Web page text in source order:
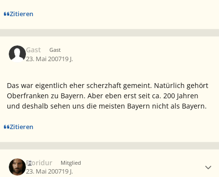
Zitieren
Gast Gast
23. Mai 200719 J.
Das war eigentlich eher scherzhaft gemeint. Natürlich gehört
Oberfranken zu Bayern. Aber eben erst seit ca. 200 Jahren
und deshalb sehen uns die meisten Bayern nicht als Bayern.
Zitieren
Fioridur Mitglied
23. Mai 200719 J.